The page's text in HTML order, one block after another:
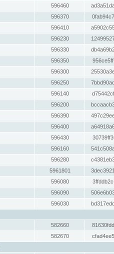
596460
596370
596410
596230
596330
596350
596300
596250
596140
596200
596390
596400
596430
596160
596280
5961801
596080
596090
596030
582660
582670